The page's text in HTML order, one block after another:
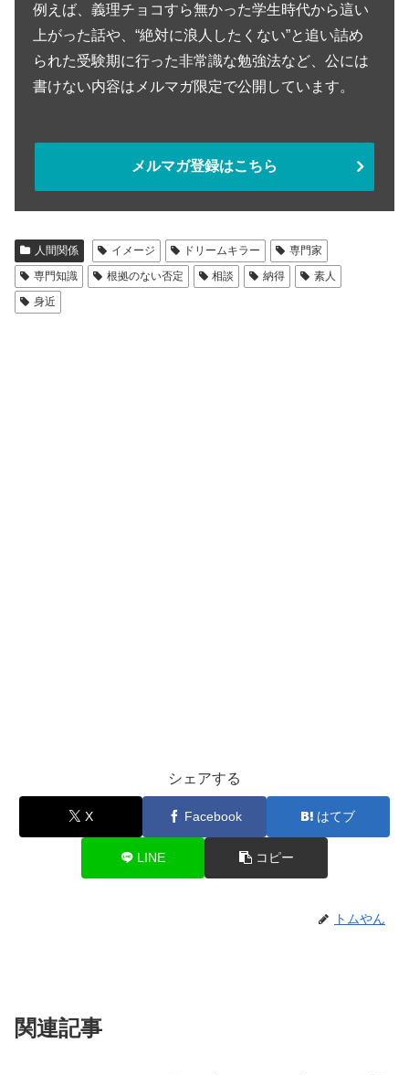
例えば、義理チョコすら無かった学生時代から這い
上がった話や、“絶対に浪人したくない”と追い詰め
られた受験期に行った非常識な勉強法など、公には
書けない内容はメルマガ限定で公開しています。
メルマガ登録はこちら
人間関係 イメージ ドリームキラー
専門家
専門知識
根拠のない否定 相談 納得
素人
身近
シェアする
X Facebook はてブ
LINE コピー
トムやん
関連記事